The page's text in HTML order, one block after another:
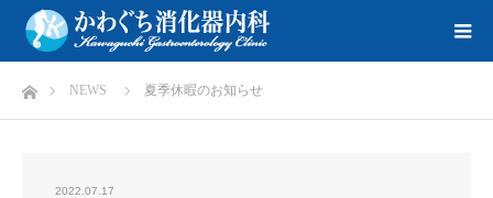
ホームNEWS 夏季休暇のお知らせ
2022.07.17